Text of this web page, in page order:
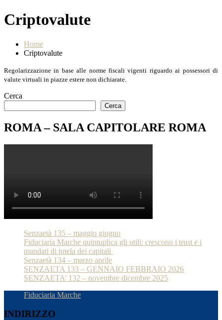
Criptovalute
Home
Criptovalute
Regolarizzazione in base alle norme fiscali vigenti riguardo ai possessori di
valute virtuali in piazze estere non dichiarate.
Cerca
Cerca
ROMA – SALA CAPITOLARE ROMA
Senzaetà 135 – maggio giugno
Fiduciaria Marche quintuplica gli utili: crescono i trust e i
mandati di tutela dei capitali
Senzaetà 134 – marzo aprile
SENZAETA 133 – GENNAIO FEBBRAIO 2026
SENZAETA’ 132 – novembre dicembre 2025
Fiduciaria Marche
INDIRIZZO